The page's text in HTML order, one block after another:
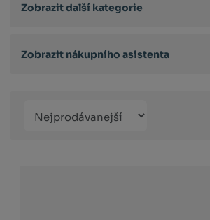
Zobrazit další kategorie
Zobrazit nákupního asistenta
produktů